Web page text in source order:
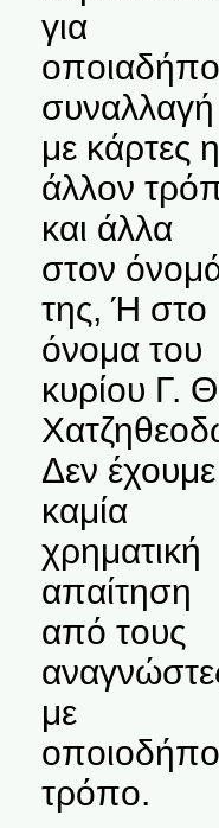
για
συναλλαγή
με κάρτες η
άλλον
και άλλα
στον
της, Ή στο
όνομα του
κυρίου Γ.
Δεν έχουμε
καμία
χρηματική
απαίτηση
από τους
με
τρόπο.